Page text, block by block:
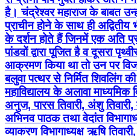
है। चंद्रेश्वर महाराज के बाबत
प्राचीन होने के साथ ही
के दर्शन होते हैं जिनमें एक अति
पांडवों द्वारा पूजित है व दूसरा
आक्रमण किया था तो उन पर
बलुवा पत्थर से निर्मित शिवलिंग
महाविद्यालय के अलावा माध्यमिक
अनुज, पारस तिवारी, अंशु तिवारी,
अभिनव पाठक तथा वेदांत
व्याकरण विभागाध्यक्ष ऋषि